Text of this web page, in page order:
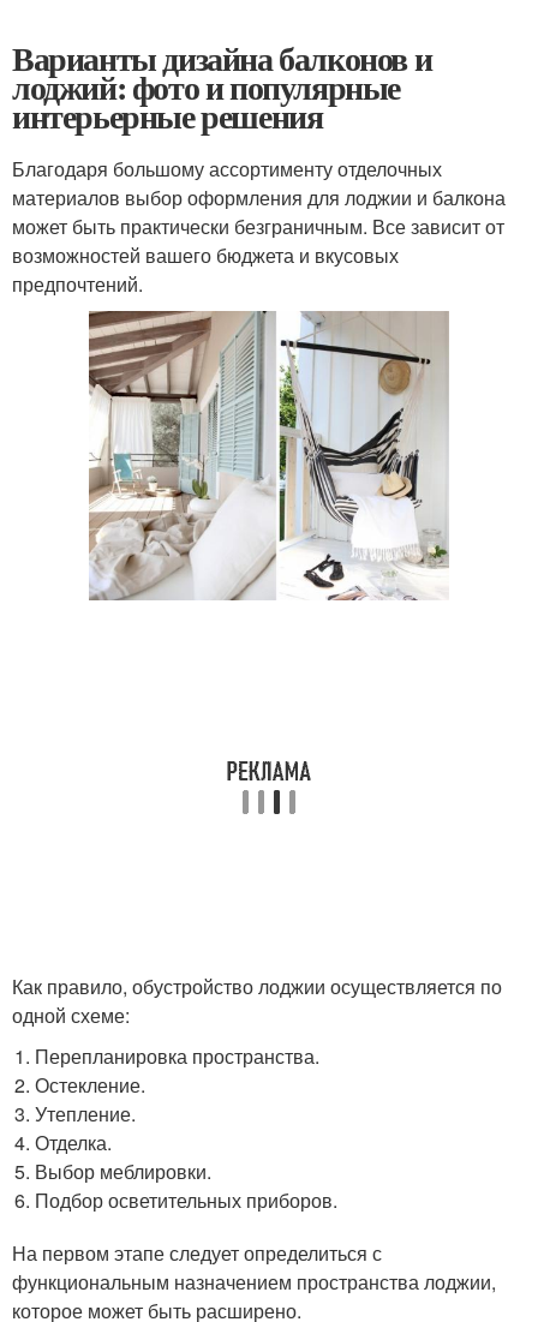
Варианты дизайна балконов и
лоджий: фото и популярные
интерьерные решения
Благодаря большому ассортименту отделочных
материалов выбор оформления для лоджии и балкона
может быть практически безграничным. Все зависит от
возможностей вашего бюджета и вкусовых
предпочтений.
Как правило, обустройство лоджии осуществляется по
одной схеме:
Перепланировка пространства.
Остекление.
Утепление.
Отделка.
Выбор меблировки.
Подбор осветительных приборов.
На первом этапе следует определиться с
функциональным назначением пространства лоджии,
которое может быть расширено.